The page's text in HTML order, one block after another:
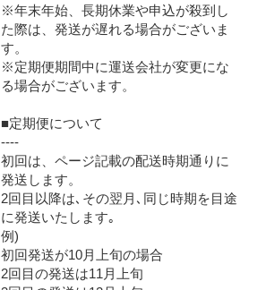
※年末年始、長期休業や申込が殺到し
た際は、発送が遅れる場合がございま
す。
※定期便期間中に運送会社が変更にな
る場合がございます。
■定期便について
----
初回は、ページ記載の配送時期通りに
発送します。
2回目以降は､その翌月､同じ時期を目途
に発送いたします｡
例)
初回発送が10月上旬の場合
2回目の発送は11月上旬